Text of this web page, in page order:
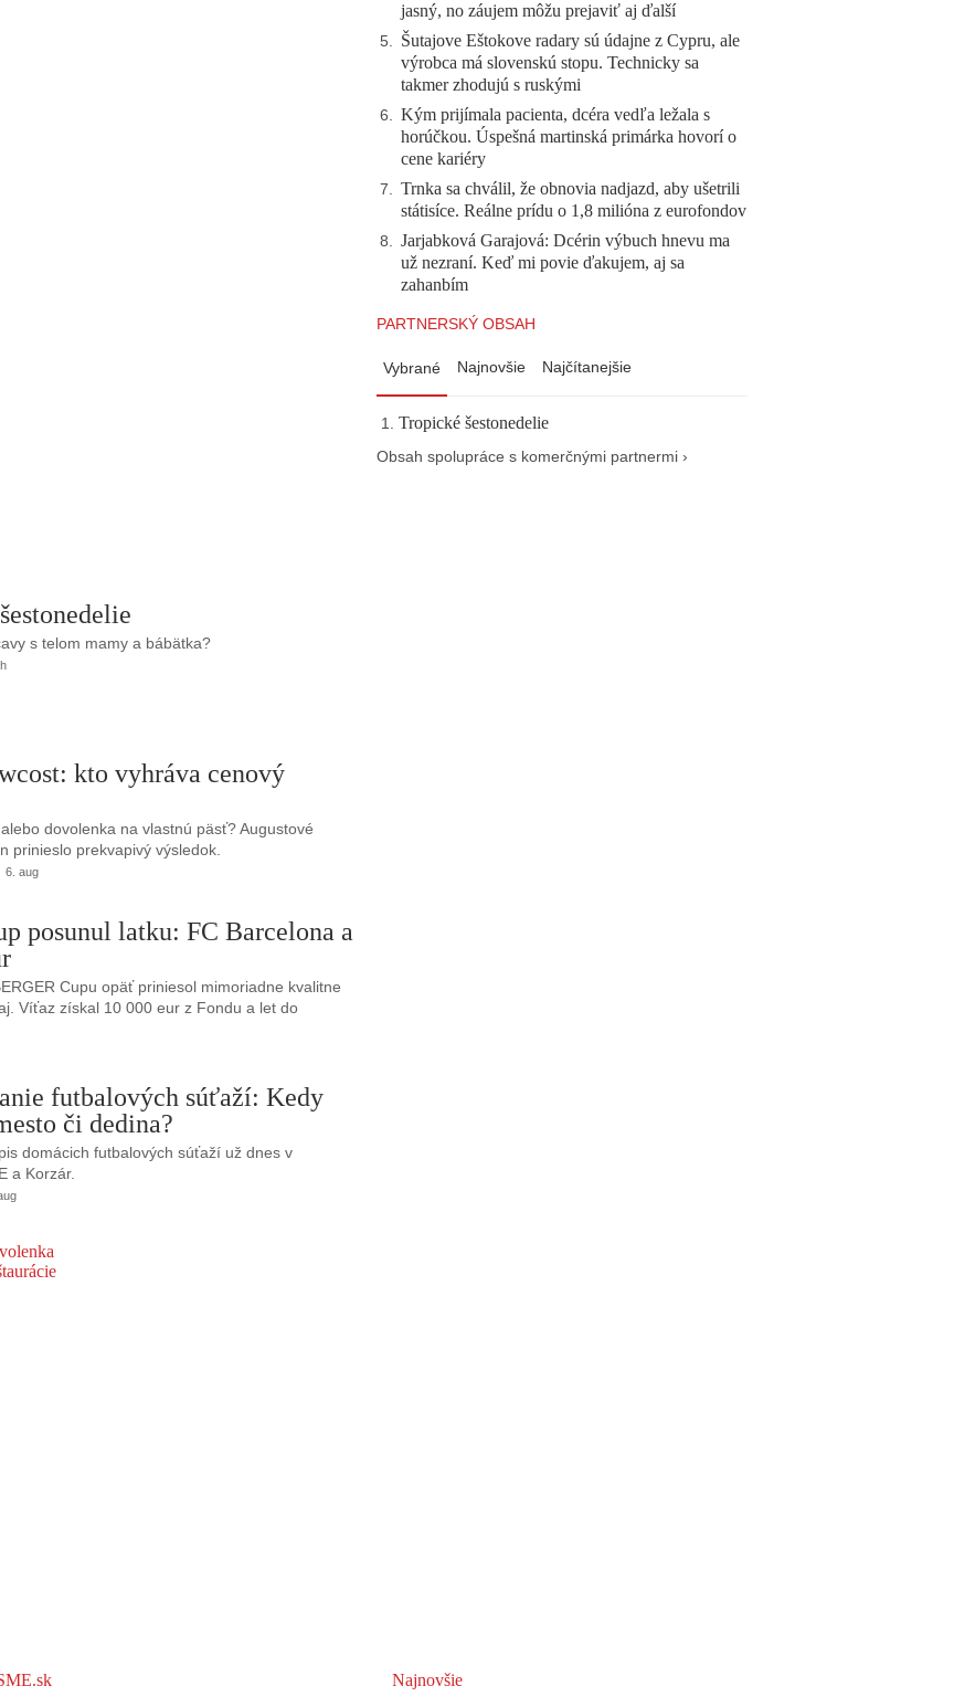
jasný, no záujem môžu prejaviť aj ďalší
5. Šutajove Eštokove radary sú údajne z Cypru, ale
výrobca má slovenskú stopu. Technicky sa
takmer zhodujú s ruskými
6. Kým prijímala pacienta, dcéra vedľa ležala s
horúčkou. Úspešná martinská primárka hovorí o
cene kariéry
7. Trnka sa chválil, že obnovia nadjazd, aby ušetrili
státisíce. Reálne prídu o 1,8 milióna z eurofondov
8. Jarjabková Garajová: Dcérin výbuch hnevu ma
už nezraní. Keď mi povie ďakujem, aj sa
zahanbím
PARTNERSKÝ OBSAH
Vybrané Najnovšie Najčítanejšie
Tropické šestonedelie
Obsah spolupráce s komerčnými partnermi ›
s telom mamy a bábätka?
kto vyhráva cenový
dovolenka na vlastnú päsť? Augustové
prinieslo prekvapivý výsledok.
6. aug
posunul latku: FC Barcelona a
Cupu opäť priniesol mimoriadne kvalitne
Víťaz získal 10 000 eur z Fondu a let do
futbalových súťaží: Kedy
či dedina?
domácich futbalových súťaží už dnes v
a Korzár.
Najnovšie